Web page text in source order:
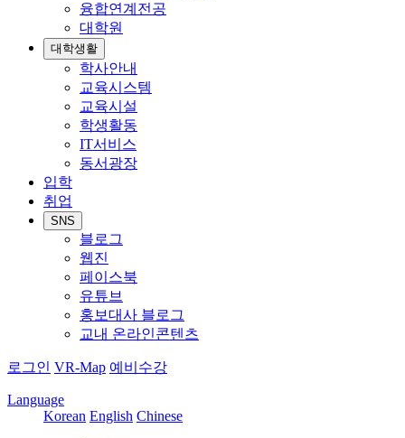
융합연계전공
대학원
대학생활
학사안내
교육시스템
교육시설
학생활동
IT서비스
동서광장
입학
취업
SNS
블로그
웹진
페이스북
유튜브
홍보대사 블로그
교내 온라인콘텐츠
로그인 VR-Map 예비수강
Language
Korean English Chinese